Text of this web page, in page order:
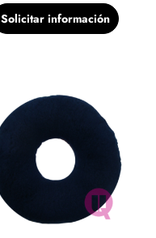
Solicitar información